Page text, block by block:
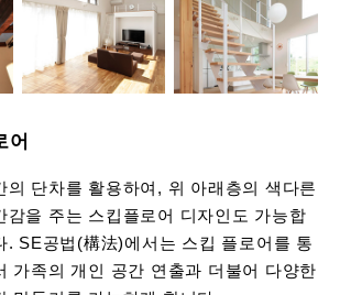
어
의 단차를 활용하여, 위 아래층의 색다른
감을 주는 스킵플로어 디자인도 가능합
. SE공법(構法)에서는 스킵 플로어를 통
가족의 개인 공간 연출과 더불어 다양한